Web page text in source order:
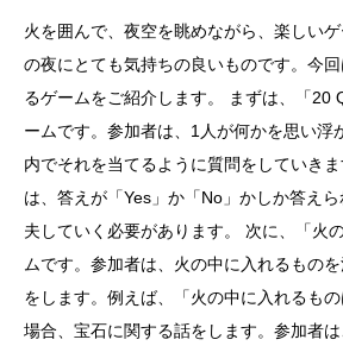
火を囲んで、夜空を眺めながら、楽しい
の夜にとても気持ちの良いものです。今
るゲームをご紹介します。 まずは、「20
ームです。参加者は、1人が何かを思い浮
内でそれを当てるように質問をしていき
は、答えが「Yes」か「No」かしか答え
夫していく必要があります。 次に、「火
ムです。参加者は、火の中に入れるもの
をします。例えば、「火の中に入れるも
場合、宝石に関する話をします。参加者